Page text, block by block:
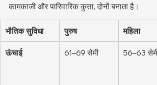
कामकाजी और पारिवारिक कुत्ता, दोनों बनाता है।
भौतिक सुविधा पुरुष महिला
ऊंचाई 61–69 सेमी 56–63 सेमी